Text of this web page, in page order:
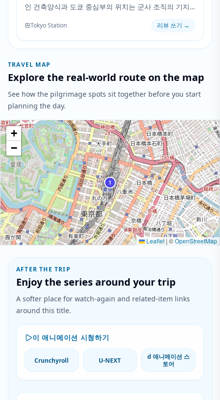
인 건축양식과 도쿄 중심부의 위치는 군사 조직의 기지
Tokyo Station 리뷰 쓰기 →
TRAVEL MAP
Explore the real-world route on the map
See how the pilgrimage spots sit together before you start
planning the day.
1
+
−
Leaflet |©OpenStreetMap
AFTER THE TRIP
Enjoy the series around your trip
A softer place for watch-again and related-item links
around this title.
이 애니메이션 시청하기
Crunchyroll U-NEXT
d 애니메이션 스
토어